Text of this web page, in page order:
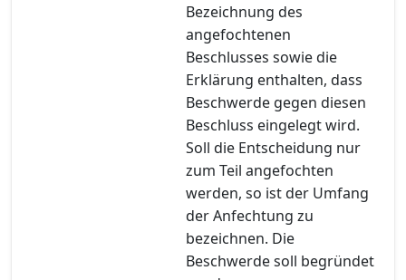
Bezeichnung des
angefochtenen
Beschlusses sowie die
Erklärung enthalten, dass
Beschwerde gegen diesen
Beschluss eingelegt wird.
Soll die Entscheidung nur
zum Teil angefochten
werden, so ist der Umfang
der Anfechtung zu
bezeichnen. Die
Beschwerde soll begründet